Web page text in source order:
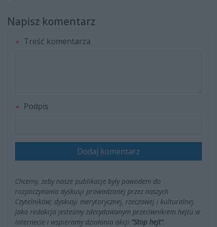
Napisz komentarz
Treść komentarza
Podpis
Dodaj komentarz
Chcemy, żeby nasze publikacje były powodem do
rozpoczynania dyskusji prowadzonej przez naszych
Czytelników; dyskusji merytorycznej, rzeczowej i kulturalnej.
Jako redakcja jesteśmy zdecydowanym przeciwnikiem hejtu w
Internecie i wspieramy działania akcji "Stop hejt".